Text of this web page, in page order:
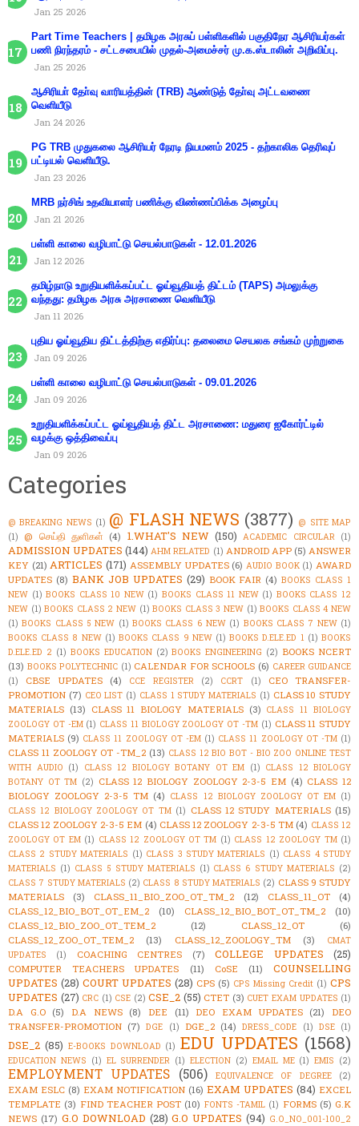
Jan 25 2026
Part Time Teachers | தமிழக அரசுப் பள்ளிகளில் பகுதிநேர ஆசிரியர்கள்
பணி நிரந்தரம் - சட்டசபையில் முதல்-அமைச்சர் மு.க.ஸ்டாலின் அறிவிப்பு.
Jan 25 2026
ஆசிரியா் தோ்வு வாரியத்தின் (TRB) ஆண்டுத் தோ்வு அட்டவணை
வெளியீடு
Jan 24 2026
PG TRB முதுகலை ஆசிரியர் நேரடி நியமனம் 2025 - தற்காலிக தெரிவுப்
பட்டியல் வெளியீடு.
Jan 23 2026
MRB நர்சிங் உதவியாளர் பணிக்கு விண்ணப்பிக்க அழைப்பு
Jan 21 2026
பள்ளி காலை வழிபாட்டு செயல்பாடுகள் - 12.01.2026
Jan 12 2026
தமிழ்நாடு உறுதியளிக்கப்பட்ட ஓய்வூதியத் திட்டம் (TAPS) அமலுக்கு
வந்தது: தமிழக அரசு அரசாணை வெளியீடு
Jan 11 2026
புதிய ஓய்வூதிய திட்டத்திற்கு எதிர்ப்பு: தலைமை செயலக சங்கம் முற்றுகை
Jan 09 2026
பள்ளி காலை வழிபாட்டு செயல்பாடுகள் - 09.01.2026
Jan 09 2026
உறுதியளிக்கப்பட்ட ஓய்வூதியத் திட்ட அரசாணை: மதுரை ஐகோர்ட்டில்
வழக்கு ஒத்திவைப்பு
Jan 09 2026
Categories
@ BREAKING NEWS (1) @ FLASH NEWS (3877) @ SITE MAP
(1) @ செய்தி துளிகள் (4) 1.WHAT'S NEW (150) ACADEMIC CIRCULAR (1)
ADMISSION UPDATES (144) AHM RELATED (1) ANDROID APP (5) ANSWER
KEY (21) ARTICLES (171) ASSEMBLY UPDATES (6) AUDIO BOOK (1) AWARD
UPDATES (8) BANK JOB UPDATES (29) BOOK FAIR (4) BOOKS CLASS 1
NEW (1) BOOKS CLASS 10 NEW (1) BOOKS CLASS 11 NEW (1) BOOKS CLASS 12
NEW (1) BOOKS CLASS 2 NEW (1) BOOKS CLASS 3 NEW (1) BOOKS CLASS 4 NEW
(1) BOOKS CLASS 5 NEW (1) BOOKS CLASS 6 NEW (1) BOOKS CLASS 7 NEW (1)
BOOKS CLASS 8 NEW (1) BOOKS CLASS 9 NEW (1) BOOKS D.ELE.ED 1 (1) BOOKS
D.ELE.ED 2 (1) BOOKS EDUCATION (2) BOOKS ENGINEERING (2) BOOKS NCERT
(13) BOOKS POLYTECHNIC (1) CALENDAR FOR SCHOOLS (6) CAREER GUIDANCE
(1)
CBSE UPDATES (4) CCE REGISTER (2) CCRT (1)
CEO TRANSFER-
PROMOTION (7) CEO LIST (1) CLASS 1 STUDY MATERIALS (1) CLASS 10 STUDY
MATERIALS (13) CLASS 11 BIOLOGY MATERIALS (3) CLASS 11 BIOLOGY
ZOOLOGY OT -EM (1) CLASS 11 BIOLOGY ZOOLOGY OT -TM (1) CLASS 11 STUDY
MATERIALS (9) CLASS 11 ZOOLOGY OT -EM (1) CLASS 11 ZOOLOGY OT -TM (1)
CLASS 11 ZOOLOGY OT -TM_2 (13) CLASS 12 BIO BOT - BIO ZOO ONLINE TEST
WITH AUDIO (1) CLASS 12 BIOLOGY BOTANY OT EM (1) CLASS 12 BIOLOGY
BOTANY OT TM (2) CLASS 12 BIOLOGY ZOOLOGY 2-3-5 EM (4) CLASS 12
BIOLOGY ZOOLOGY 2-3-5 TM (4) CLASS 12 BIOLOGY ZOOLOGY OT EM (1)
CLASS 12 BIOLOGY ZOOLOGY OT TM (1) CLASS 12 STUDY MATERIALS (15)
CLASS 12 ZOOLOGY 2-3-5 EM (4) CLASS 12 ZOOLOGY 2-3-5 TM (4) CLASS 12
ZOOLOGY OT EM (1) CLASS 12 ZOOLOGY OT TM (1) CLASS 12 ZOOLOGY TM (1)
CLASS 2 STUDY MATERIALS (1) CLASS 3 STUDY MATERIALS (1) CLASS 4 STUDY
MATERIALS (1) CLASS 5 STUDY MATERIALS (1) CLASS 6 STUDY MATERIALS (2)
CLASS 7 STUDY MATERIALS (2) CLASS 8 STUDY MATERIALS (2) CLASS 9 STUDY
MATERIALS
(3) CLASS_11_BIO_ZOO_OT_TM_2 (12) CLASS_11_OT
(4)
CLASS_12_BIO_BOT_OT_EM_2
(10) CLASS_12_BIO_BOT_OT_TM_2
(10)
CLASS_12_BIO_ZOO_OT_TEM_2
(12) CLASS_12_OT
(6)
CLASS_12_ZOO_OT_TEM_2
(13) CLASS_12_ZOOLOGY_TM (3)
CMAT
UPDATES
(1) COACHING CENTRES (7) COLLEGE UPDATES (25)
COMPUTER TEACHERS UPDATES (11) CoSE (11)
COUNSELLING
UPDATES (28) COURT UPDATES (28) CPS (5) CPS Missing Credit (1) CPS
UPDATES (27) CRC (1) CSE (2) CSE_2 (55) CTET (3) CUET EXAM UPDATES (1)
D.A G.O (5) D.A NEWS (8) DEE (11) DEO EXAM UPDATES (21)
DEO
TRANSFER-PROMOTION (7) DGE (1) DGE_2 (14) DRESS_CODE (1) DSE (1)
DSE_2 (85) E-BOOKS DOWNLOAD (1) EDU UPDATES (1568)
EDUCATION NEWS (1) EL SURRENDER (1) ELECTION (2) EMAIL ME (1) EMIS (2)
EMPLOYMENT UPDATES (506) EQUIVALENCE OF DEGREE (2)
EXAM ESLC (8) EXAM NOTIFICATION (16) EXAM UPDATES (84) EXCEL
TEMPLATE (3) FIND TEACHER POST (10) FONTS -TAMIL (1) FORMS (5) G.K
NEWS (17) G.O DOWNLOAD (28) G.O UPDATES (94) G.O_NO_001-100_2